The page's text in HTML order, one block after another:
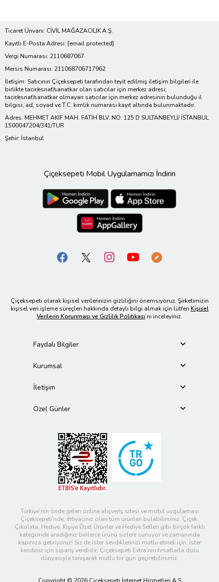
Ticaret Ünvanı: CİVİL MAĞAZACILIK A.Ş.
Kayıtlı E-Posta Adresi: [email protected]
Vergi Numarası: 2110687067
Mersis Numarası: 211068706717962
İletişim: Satıcının Çiçeksepeti tarafından teyit edilmiş iletişim bilgileri ile
birlikte tacir/esnaf/sanatkar olan satıcılar için merkez adresi;
tacir/esnaf/sanatkar olmayan satıcılar için merkez adresinin bulunduğu il
bilgisi, ad, soyad ve T.C. kimlik numarası kayıt altında bulunmaktadır.
Adres: MEHMET AKİF MAH. FATİH BLV. NO: 125 D SULTANBEYLİ/ İSTANBUL
1500047204/341/TUR
Şehir: İstanbul
Çiçeksepeti Mobil Uygulamamızı İndirin
Çiçeksepeti olarak kişisel verilerinizin gizliliğini önemsiyoruz. Şirketimizin
kişisel veri işleme süreçleri hakkında detaylı bilgi almak için lütfen Kişisel
Verilerin Korunması ve Gizlilik Politikası’nı inceleyiniz.
Faydalı Bilgiler
Kurumsal
İletişim
Özel Günler
Türkiye’nin önde gelen online alışveriş sitesi ve mobil uygulaması
Çiçeksepeti’nde, ihtiyacınız olan tüm ürünleri bulabilirsiniz. Çiçek,
Çikolata, Hediye, Kişiye Özel Ürünler ve Hediye Setleri gibi birçok farklı
kategoride aradığınız binlerce ürünü sizlere sunuyor ve zamanında
kapınıza getiriyoruz! Siz de ister sevdiklerinizi mutlu etmek için, ister
kendiniz için sipariş verebilir; Çiçeksepeti Extra’nın fırsatlarla dolu
dünyasıyla tanışarak mutlu bir gün geçirebilirsiniz.